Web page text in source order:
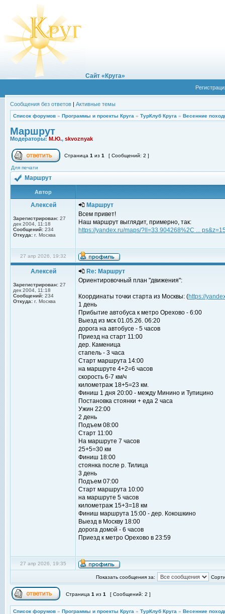
Сайт «Круга»
Сообщения без ответов | Активные темы
Список форумов » Программы и проекты Круга » ТурКлуб Круга » Весенние
Маршрут
Модераторы: М.Ю., skvoznyak
Страница 1 из 1 [ Сообщений: 2 ]
Для печати
Маршрут
Автор
Алексей
Зарегистрирован: 27
дек 2004, 11:18
Сообщений: 234
Откуда: г. Москва
Маршрут
Всем привет!
Наш маршрут выглядит, примерно, так:
https://yandex.ru/maps/?ll=33.904268%2C ...
27 апр 2026, 19:32
Алексей
Зарегистрирован: 27
дек 2004, 11:18
Сообщений: 234
Откуда: г. Москва
Re: Маршрут
Ориентировочный план "движения":
Координаты точки старта из Москвы: (https://
1 день
Прибытие автобуса к метро Орехово - 6:00
Выезд из мск 01.05.26. 06:20
дорога на автобусе - 5 часов
Приезд на старт 11:00
дер. Каменица
стапель - 3 часа
Старт маршрута 14:00
на маршруте 4+2=6 часов
скорость 6-7 км/ч
километраж 18+5=23 км.
Финиш 1 дня 20:00 - между Минино и Тупицино
Постановка стоянки + еда 2 часа
Ужин 22:00
2 день
Подъем 08:00
Старт 11:00
На маршруте 7 часов
25+5=30 км
Финиш 18:00
стоянка после р. Тилица
3 день
Подъем 07:00
Старт маршрута 10:00
на маршруте 5 часов
километраж 15+3=18 км
Финиш маршрута 15:00 - дер. Кокошкино
Выезд в Москву 18:00
дорога домой - 6 часов
Приезд к метро Орехово в 23:59
27 апр 2026, 19:35
Показать сообщения за:
Страница 1 из 1 [ Сообщений: 2 ]
Список форумов » Программы и проекты Круга » ТурКлуб Круга » Весенние